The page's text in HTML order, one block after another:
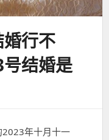
行不
结婚是
年十月十一